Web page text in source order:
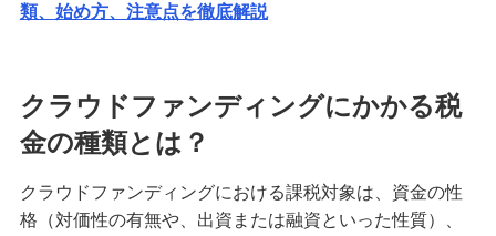
類、始め方、注意点を徹底解説
クラウドファンディングにかかる税
金の種類とは？
クラウドファンディングにおける課税対象は、資金の性
格（対価性の有無や、出資または融資といった性質）、